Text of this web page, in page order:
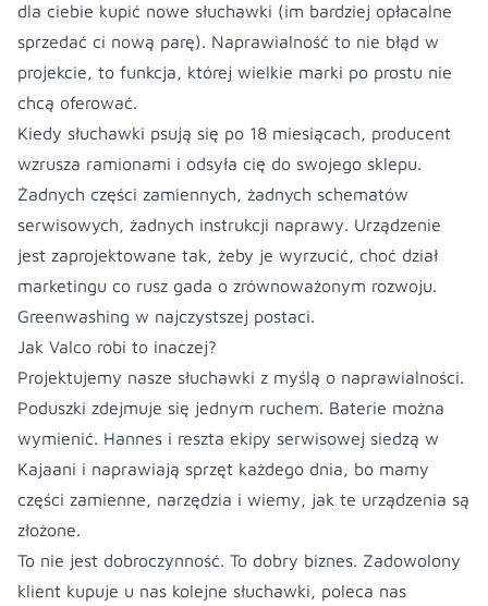
dla ciebie kupić nowe słuchawki (im bardziej opłacalne
sprzedać ci nową parę). Naprawialność to nie błąd w
projekcie, to funkcja, której wielkie marki po prostu nie
chcą oferować.
Kiedy słuchawki psują się po 18 miesiącach, producent
wzrusza ramionami i odsyła cię do swojego sklepu.
Żadnych części zamiennych, żadnych schematów
serwisowych, żadnych instrukcji naprawy. Urządzenie
jest zaprojektowane tak, żeby je wyrzucić, choć dział
marketingu co rusz gada o zrównoważonym rozwoju.
Greenwashing w najczystszej postaci.
Jak Valco robi to inaczej?
Projektujemy nasze słuchawki z myślą o naprawialności.
Poduszki zdejmuje się jednym ruchem. Baterie można
wymienić. Hannes i reszta ekipy serwisowej siedzą w
Kajaani i naprawiają sprzęt każdego dnia, bo mamy
części zamienne, narzędzia i wiemy, jak te urządzenia są
złożone.
To nie jest dobroczynność. To dobry biznes. Zadowolony
klient kupuje u nas kolejne słuchawki, poleca nas